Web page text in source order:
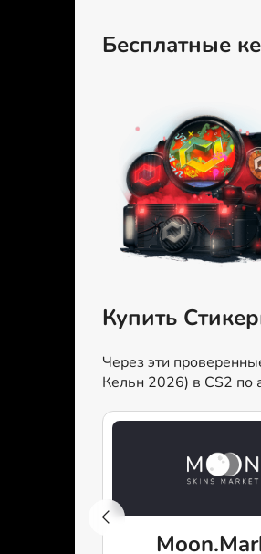
Бесплатные
Купить
Через эти
Кельн 2026) в CS2 по